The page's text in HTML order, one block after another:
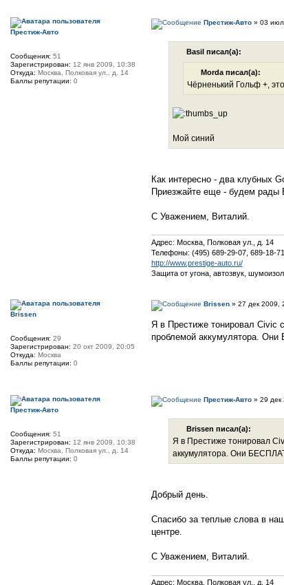
Престиж-Авто» 03 июл
Basil писал(а):
Morda писал(а):
Чёрненький Гольф +,
Мой синий
Как интересно - два клубных
Приезжайте еще - будем рады
С Уважением, Виталий.
Адрес: Москва, Полковая ул., д. 14
Телефоны: (495) 689-29-07, 689-18-71
http://www.prestige-auto.ru/
Защита от угона, автозвук,
Престиж-Авто
Сообщения: 51
Зарегистрирован: 12 янв 2009, 10:38
Откуда: Москва, Полковая ул., д. 14
Баллы репутации: 0
Brissen» 27 дек 2009,
Я в Престиже тонировал Civic
проблемой аккумулятора.
Brissen
Сообщения: 29
Зарегистрирован: 20 окт 2009, 20:05
Откуда: Москва
Баллы репутации: 0
Престиж-Авто» 29 дек
Brissen писал(а):
Я в Престиже тонировал
аккумулятора. Они
Добрый день.
Спасибо за теплые слова в
центре.
С Уважением, Виталий.
Адрес: Москва, Полковая ул., д. 14
Престиж-Авто
Сообщения: 51
Зарегистрирован: 12 янв 2009, 10:38
Откуда: Москва, Полковая ул., д. 14
Баллы репутации: 0